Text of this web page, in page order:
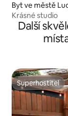
Byt ve městě
Krásné studio
Další
Superhostitel
Superhostitel